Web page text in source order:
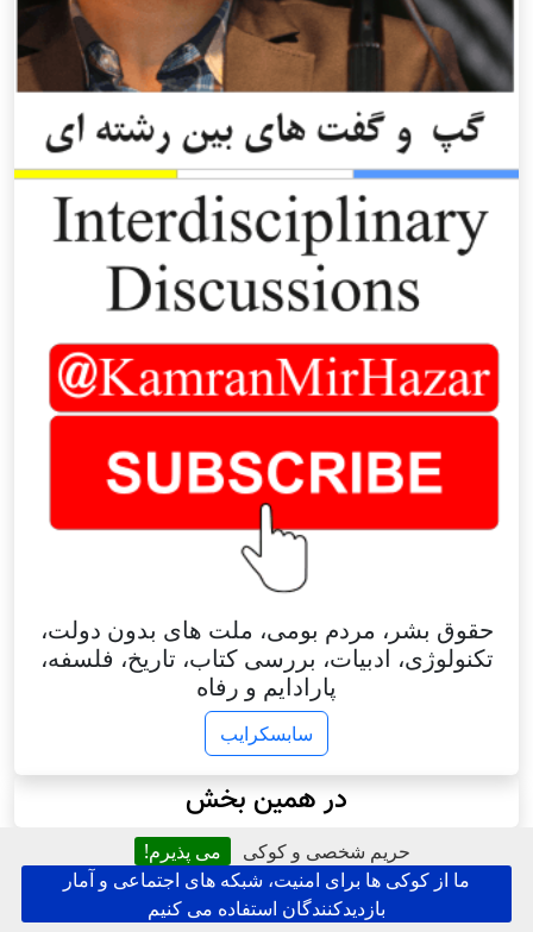
حریم شخصی و کوکی
می پذیرم!
ما از کوکی ها برای امنیت، شبکه های اجتماعی و آمار
بازدیدکنندگان استفاده می کنیم
حقوق بشر، مردم بومی، ملت های بدون دولت،
تکنولوژی، ادبیات، بررسی کتاب، تاریخ، فلسفه،
پارادایم و رفاه
سابسکرایب
در همین بخش